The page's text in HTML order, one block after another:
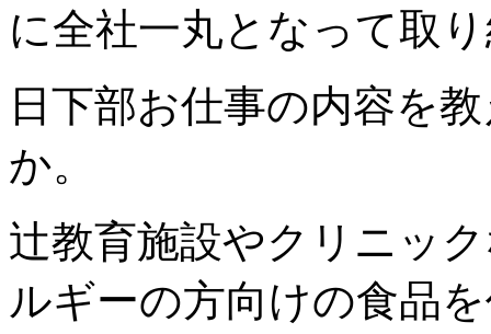
に全社一丸となって取
日下部お仕事の内容を
か。
辻教育施設やクリニッ
ルギーの方向けの食品